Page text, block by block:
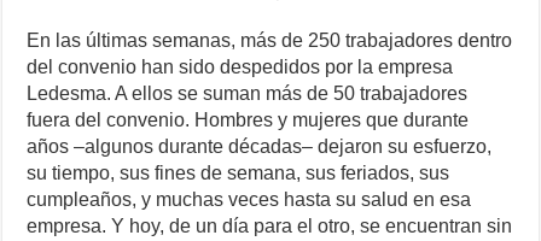
En las últimas semanas, más de 250 trabajadores dentro
del convenio han sido despedidos por la empresa
Ledesma. A ellos se suman más de 50 trabajadores
fuera del convenio. Hombres y mujeres que durante
años –algunos durante décadas– dejaron su esfuerzo,
su tiempo, sus fines de semana, sus feriados, sus
cumpleaños, y muchas veces hasta su salud en esa
empresa. Y hoy, de un día para el otro, se encuentran sin